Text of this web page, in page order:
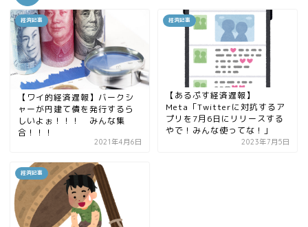
経済記事
【ワイ的経済遅報】バークシ
ャーが円建て債を発行するら
しいよぉ！！！ みんな集
合！！！
2021年4月6日
経済記事
【あるぷす経済遅報】
Meta「Twitterに対抗するア
プリを7月6日にリリースする
やで！みんな使ってな！」
2023年7月5日
経済記事